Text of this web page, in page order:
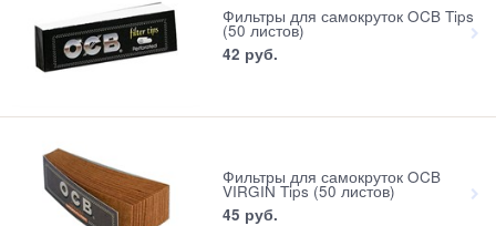
Фильтры для самокруток OCB Tips
(50 листов)
42 руб.
Фильтры для самокруток OCB
VIRGIN Tips (50 листов)
45 руб.